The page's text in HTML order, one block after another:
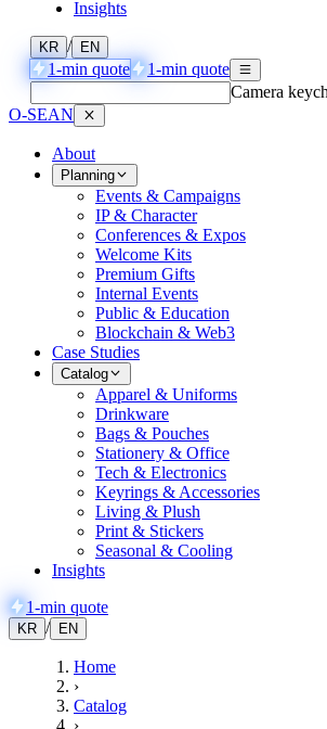
Insights
KR / EN
1-min quote
1-min quote
Camera
O-SEAN
About
Planning
Events & Campaigns
IP & Character
Conferences & Expos
Welcome Kits
Premium Gifts
Internal Events
Public & Education
Blockchain & Web3
Case Studies
Catalog
Apparel & Uniforms
Drinkware
Bags & Pouches
Stationery & Office
Tech & Electronics
Keyrings & Accessories
Living & Plush
Print & Stickers
Seasonal & Cooling
Insights
1-min quote
KR / EN
Home
›
Catalog
›